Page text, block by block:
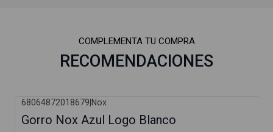
COMPLEMENTA TU COMPRA
RECOMENDACIONES
68064872018679|Nox
Gorro Nox Azul Logo Blanco